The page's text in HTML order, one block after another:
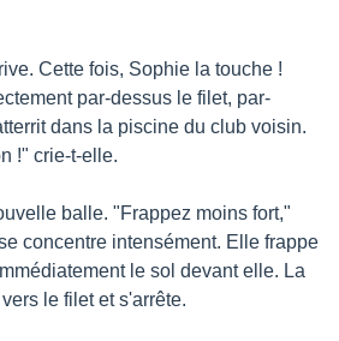
Cette fois, Sophie la touche !
par-dessus le filet, par-
dans la piscine du club voisin.
!" crie-t-elle.
balle. "Frappez moins fort,"
concentre intensément. Elle frappe
le sol devant elle. La
le filet et s'arrête.